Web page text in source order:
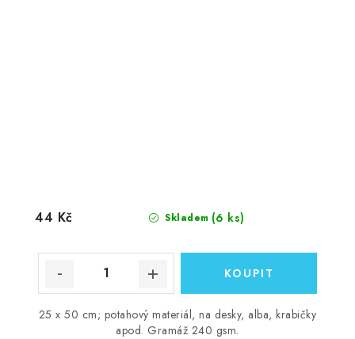
Skladem (6 ks)
44 Kč
25 x 50 cm; potahový materiál, na desky, alba, krabičky
apod. Gramáž 240 gsm.